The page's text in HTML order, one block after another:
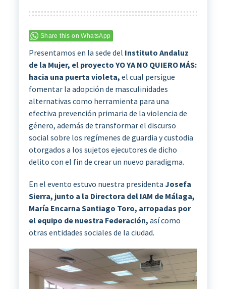
Share this on WhatsApp
Presentamos en la sede del Instituto Andaluz
de la Mujer, el proyecto YO YA NO QUIERO MÁS:
hacia una puerta violeta, el cual persigue
fomentar la adopción de masculinidades
alternativas como herramienta para una
efectiva prevención primaria de la violencia de
género, además de transformar el discurso
social sobre los regímenes de guardia y custodia
otorgados a los sujetos ejecutores de dicho
delito con el fin de crear un nuevo paradigma.
En el evento estuvo nuestra presidenta Josefa
Sierra, junto a la Directora del IAM de Málaga,
María Encarna Santiago Toro, arropadas por
el equipo de nuestra Federación, así como
otras entidades sociales de la ciudad.